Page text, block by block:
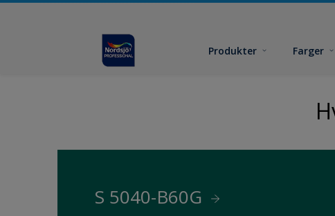
Produkter Farger
S 5040-B60G